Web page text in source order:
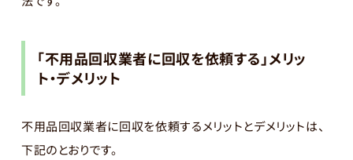
「不用品回収業者に回収を依頼する」メリッ
ト・デメリット
不用品回収業者に回収を依頼するメリットとデメリットは、
下記のとおりです。